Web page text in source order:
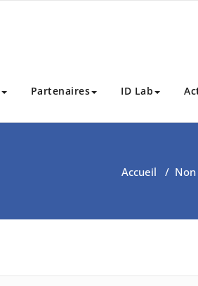
Partenaires ID Lab
Accueil / Non